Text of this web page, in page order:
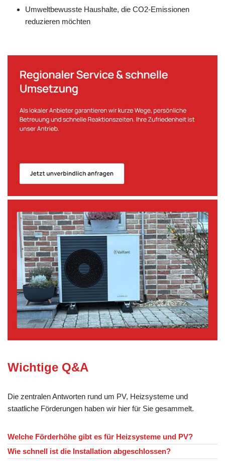
Umweltbewusste Haushalte, die CO2-Emissionen
reduzieren möchten
Wichtige Q&A
Die zentralen Antworten rund um PV, Heizsysteme und
staatliche Förderungen haben wir hier für Sie gesammelt.
Welche Förderhöhe gibt es für Heizsysteme und PV?
Wie schnell ist die Installation abgeschlossen?